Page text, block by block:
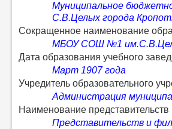
Муниципальное
С.В.Целых города
Сокращенное наименование
МБОУ СОШ №1
Дата образования учебного
Март 1907 года
Учредитель образовательного
Администрация
Наименование
Представительств и